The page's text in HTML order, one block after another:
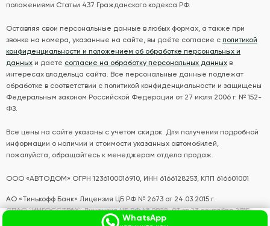
положениями Статьи 437 Гражданского кодекса РФ.
Оставляя свои персональные данные в любых формах, а также при
звонке на номера, указанные на сайте, вы даёте согласие с политикой
конфиденциальности и положением об обработке персональных и
данных и даете согласие на обработку персональных данных в
интересах владельца сайта. Все персональные данные подлежат
обработке в соответствии с политикой конфиденциальности и защищены
Федеральным законом Российской Федерации от 27 июля 2006 г. № 152-
ФЗ.
Все цены на сайте указаны с учетом скидок. Для получения подробной
информации о наличии и стоимости указанных автомобилей,
пожалуйста, обращайтесь к менеджерам отдела продаж.
ООО «АВТОДОМ» ОГРН 1236100016910, ИНН 6166128253, КПП 616601001
АО «Тинькофф Банк» Лицензия ЦБ РФ № 2673 от 24.03.2015 г.
СПАО "ИНГОССТРАХ" Лицензия ЦБ РФ № 0928-03 от 23 сентября 2015
WhatsApp